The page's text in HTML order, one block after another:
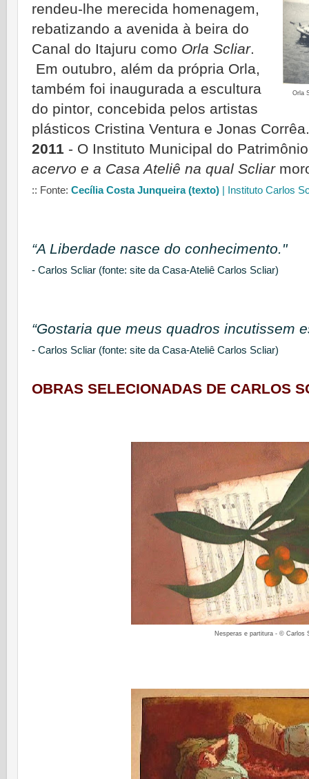
Orla
rendeu-lhe merecida homenagem,
rebatizando a avenida à beira do
Canal do Itajuru como Orla Scliar.
Em outubro, além da própria Orla,
também foi inaugurada a escultura
do pintor, concebida pelos artistas
plásticos Cristina Ventura e Jonas Corrêa.
2011 - O Instituto Municipal do
acervo e a Casa Ateliê na qual Scliar
:: Fonte: Cecília Costa Junqueira (texto) | Instituto Carlos
“A Liberdade nasce do conhecimento."
- Carlos Scliar (fonte: site da Casa-Ateliê Carlos Scliar)
“Gostaria que meus quadros incutissem
- Carlos Scliar (fonte: site da Casa-Ateliê Carlos Scliar)
OBRAS SELECIONADAS DE CARLOS
Nesperas e partitura - © Carlos